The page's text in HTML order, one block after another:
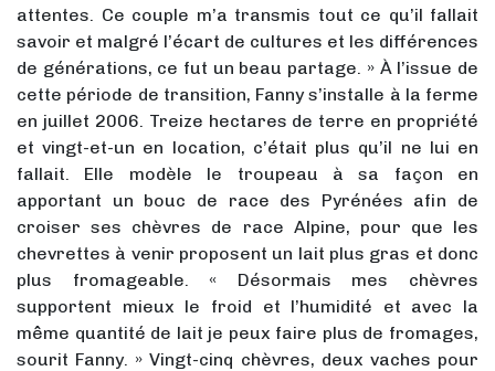
attentes. Ce couple m’a transmis tout ce qu’il fallait
savoir et malgré l’écart de cultures et les différences
de générations, ce fut un beau partage. » À l’issue de
cette période de transition, Fanny s’installe à la ferme
en juillet 2006. Treize hectares de terre en propriété
et vingt-et-un en location, c’était plus qu’il ne lui en
fallait. Elle modèle le troupeau à sa façon en
apportant un bouc de race des Pyrénées afin de
croiser ses chèvres de race Alpine, pour que les
chevrettes à venir proposent un lait plus gras et donc
plus fromageable. « Désormais mes chèvres
supportent mieux le froid et l’humidité et avec la
même quantité de lait je peux faire plus de fromages,
sourit Fanny. » Vingt-cinq chèvres, deux vaches pour